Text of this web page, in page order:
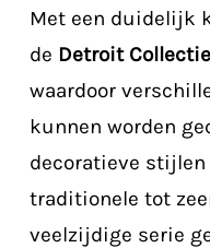
Met een duidelijk
de Detroit Collectie
waardoor
kunnen worden
decoratieve stijlen
traditionele tot
veelzijdige serie